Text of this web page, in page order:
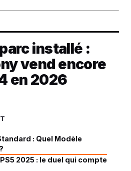
installé :
vend encore
en 2026
: Quel Modèle
2025 : le duel qui compte